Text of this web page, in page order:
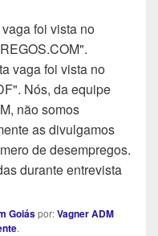
foi vista no
vaga foi vista no
Nós, da equipe
não somos
as divulgamos
de desempregos.
durante entrevista
Goiáspor:Vagner ADM
.